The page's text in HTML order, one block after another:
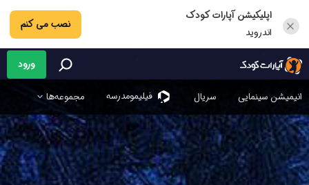
اپلیکیشن آپارات کودک
اندروید
نصب می کنم
انیمیشن سینمایی سریال فیلیمو‌مدرسه مجموعه‌ها
ورود